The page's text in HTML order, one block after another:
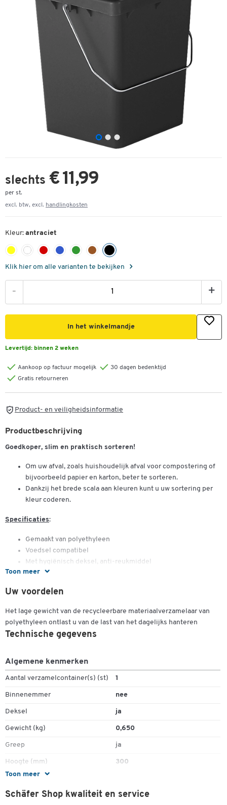
slechts € 11,99
per st.
excl. btw, excl. handlingkosten
Kleur: antraciet
Klik hier om alle varianten te bekijken
- +
In het winkelmandje
Levertijd: binnen 2 weken
Aankoop op factuur mogelijk
30 dagen bedenktijd
Gratis retourneren
Product- en veiligheidsinformatie
Toon meer
Productbeschrijving
Goedkoper, slim en praktisch sorteren!
Om uw afval, zoals huishoudelijk afval voor compostering of
bijvoorbeeld papier en karton, beter te sorteren.
Dankzij het brede scala aan kleuren kunt u uw sortering per
kleur coderen.
Specificaties:
Gemaakt van polyethyleen
Voedsel compatibel
Met hygiënisch deksel, anti-reukmiddel
Met handvat Stapelbaar
Inhoud: 10 liter
Wist je dat?
ecologisch gebaar door de ecologische voetafdruk te
productie. Ze worden in onze fabriek in Duitsland
Uw voordelen
Het lage gewicht van de recycleerbare materiaalverzamelaar van
polyethyleen ontlast u van de last van het dagelijks hanteren
Toon meer
Technische gegevens
Algemene kenmerken
Aantal verzamelcontainer(s) (st) 1
Binnenemmer nee
Deksel ja
Gewicht (kg) 0,650
Greep ja
Hoogte (mm) 300
Inhoud (l)
Kleur deksel antraciet
Schäfer Shop kwaliteit en service